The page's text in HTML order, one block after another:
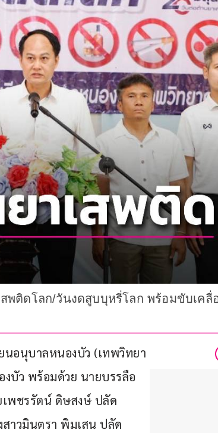
ติดโลก/วันงดสูบบุหรี่โลก พร้อมขับเคลื่
นอนุบาลหนองบัว (เทพวิทยา
บัว พร้อมด้วย นายบรรลือ
เพชรรัตน์ ดิษสงษ์ ปลัด
าวมินตรา พิมเสน ปลัด